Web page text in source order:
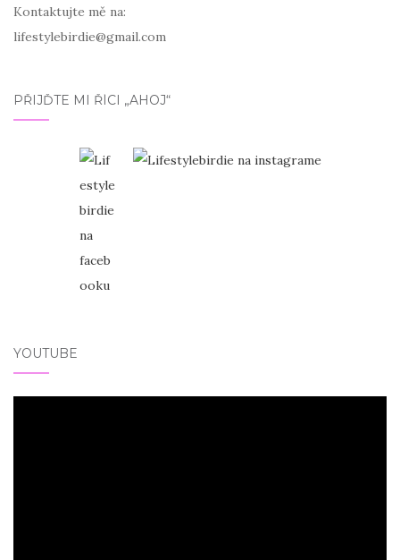
Kontaktujte mě na:
lifestylebirdie@gmail.com
PŘIJĎTE MI ŘÍCI „AHOJ“
YOUTUBE